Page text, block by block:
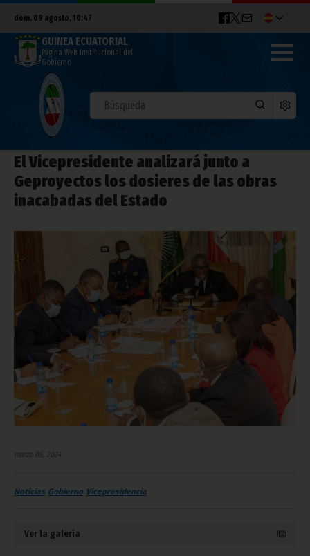
dom. 09 agosto, 10:47
GUINEA ECUATORIAL
Página Web Institucional del
Gobierno
El Vicepresidente analizará junto a
Geproyectos los dosieres de las obras
inacabadas del Estado
marzo 06, 2024
Noticias Gobierno Vicepresidencia
Ver la galería